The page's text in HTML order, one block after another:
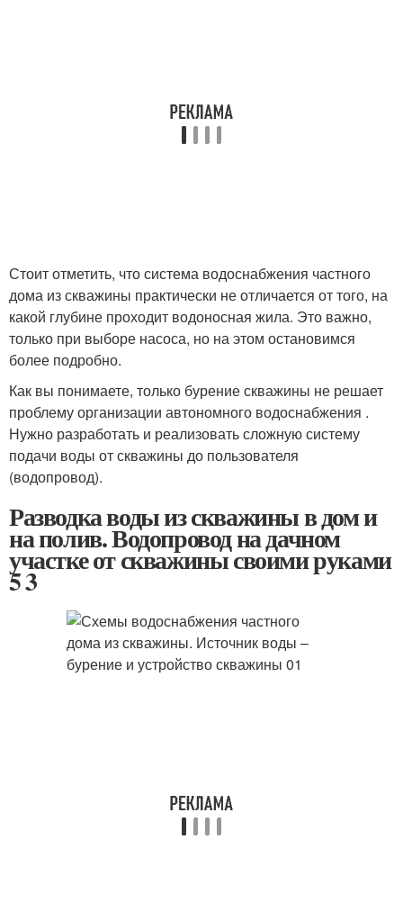
Стоит отметить, что система водоснабжения частного
дома из скважины практически не отличается от того, на
какой глубине проходит водоносная жила. Это важно,
только при выборе насоса, но на этом остановимся
более подробно.
Как вы понимаете, только бурение скважины не решает
проблему организации автономного водоснабжения .
Нужно разработать и реализовать сложную систему
подачи воды от скважины до пользователя
(водопровод).
Разводка воды из скважины в дом и
на полив. Водопровод на дачном
участке от скважины своими руками
5 3